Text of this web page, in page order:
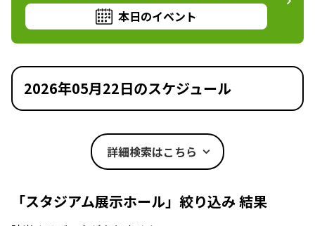
本日のイベント
2026年05月22日のスケジュール
詳細検索はこちら
「スタジアム展示ホール」絞り込み 結果